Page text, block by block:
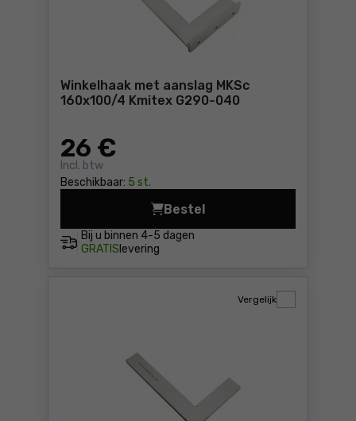
Winkelhaak met aanslag MKSc
160x100/4 Kmitex G290-040
26 €
Incl. btw
Beschikbaar: 5 st.
Bij u binnen 4-5 dagen
GRATIS levering
Bestel
Vergelijk